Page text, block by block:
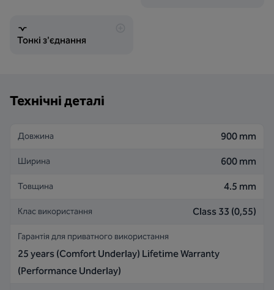
Тонкі з'єднання
Технічні деталі
Довжина 900 mm
Ширина 600 mm
Товщина 4.5 mm
Клас використання Class 33 (0,55)
Гарантія для приватного використання
25 years (Comfort Underlay) Lifetime Warranty
(Performance Underlay)